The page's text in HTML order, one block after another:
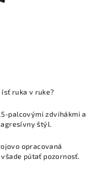
ruka v ruke?
palcovými zdvihákmi a
štýl.
opracovaná
pútať pozornosť.